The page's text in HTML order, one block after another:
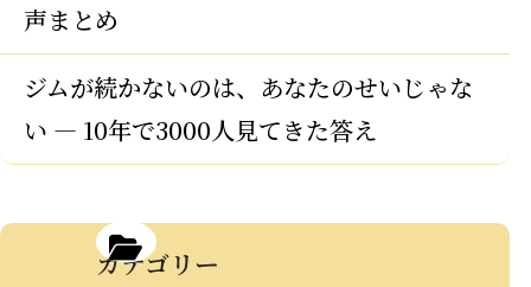
声まとめ
ジムが続かないのは、あなたのせいじゃな
い — 10年で3000人見てきた答え
カテゴリー